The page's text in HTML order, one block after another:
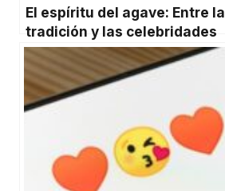
El espíritu del agave: Entre la
tradición y las celebridades